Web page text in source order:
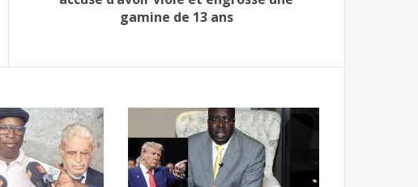
gamine de 13 ans